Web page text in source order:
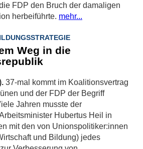
FDP den Bruch der damaligen
herbeiführte. mehr...
Weg in die
37-mal kommt im Koalitionsvertrag
und der FDP der Begriff
Jahren musste der
Hubertus Heil in
mit den von Unionspolitiker:innen
und Bildung) jedes